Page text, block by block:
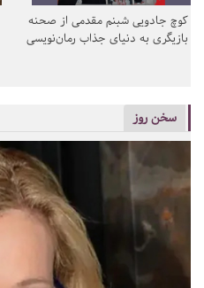
کوچ جادویی شبنم مقدمی از صحنه
بازیگری به دنیای جذاب رمان‌نویسی
سخن روز